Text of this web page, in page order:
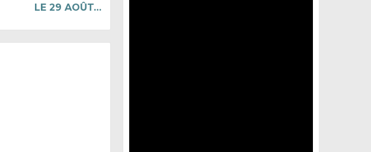
LE 29 AOÛT…